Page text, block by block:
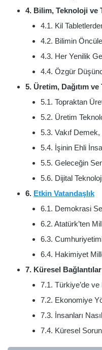
4. Bilim, Teknoloji ve
4.1. Kil
4.2. Bilimin
4.3. Her Yenilik
4.4. Özgür
5. Üretim, Dağıtım
5.1. Topraktan
5.2. Üretim
5.3. Vakıf
5.4. İşinin Ehli
5.5. Geleceğin
5.6. Dijital
6. Etkin Vatandaşlık
6.1. Demokrasi
6.2. Atatürk’ten
6.3.
6.4. Hakimiyet
7. Küresel Bağlantılar
7.1. Türkiye’de ve
7.2. Ekonomiye
7.3. İnsanları
7.4. Küresel